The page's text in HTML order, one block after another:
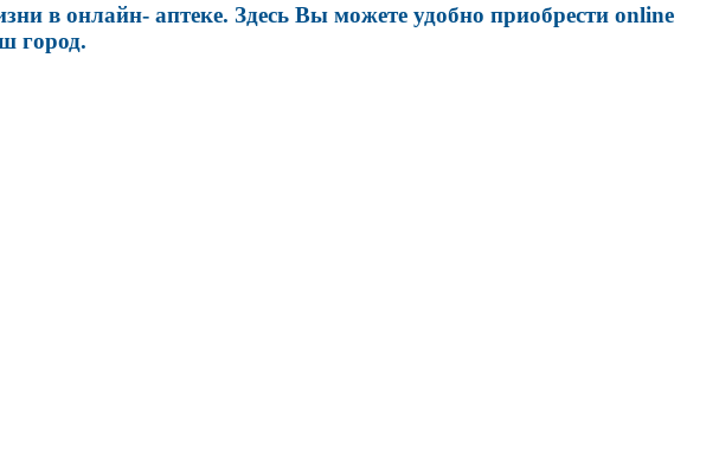
в онлайн- аптеке. Здесь Вы можете удобно приобрести online
город.